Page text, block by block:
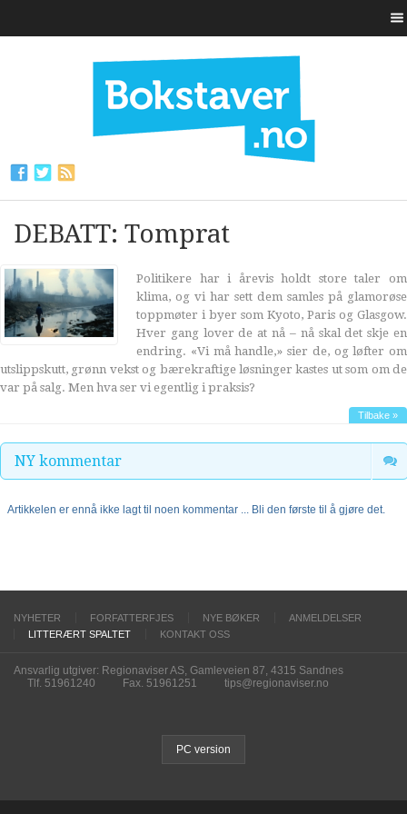
DEBATT: Tomprat
Politikere har i årevis holdt store taler om
klima, og vi har sett dem samles på glamorøse
toppmøter i byer som Kyoto, Paris og Glasgow.
Hver gang lover de at nå – nå skal det skje en
endring. «Vi må handle,» sier de, og løfter om
utslippskutt, grønn vekst og bærekraftige løsninger kastes ut som om de
var på salg. Men hva ser vi egentlig i praksis?
Tilbake »
NY kommentar
Artikkelen er ennå ikke lagt til noen kommentar ... Bli den første til å gjøre det.
NYHETER FORFATTERFJES NYE BØKER
ANMELDELSER
LITTERÆRT SPALTET
KONTAKT OSS
Ansvarlig utgiver: Regionaviser AS, Gamleveien 87, 4315 Sandnes
Tlf. 51961240
Fax. 51961251 tips@regionaviser.no
PC version